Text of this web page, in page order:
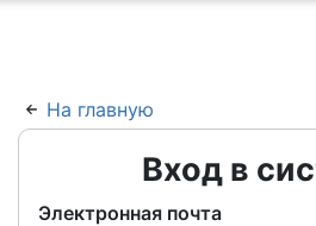
На главную
Вход в
Электронная почта